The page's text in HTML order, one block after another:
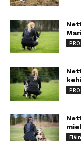
PRO
PRO